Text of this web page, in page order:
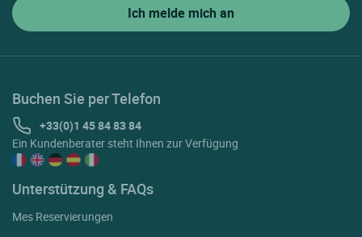
Buchen Sie per Telefon
+33(0)1 45 84 83 84
Ein Kundenberater steht Ihnen zur Verfügung
Unterstützung & FAQs
Mes Reservierungen